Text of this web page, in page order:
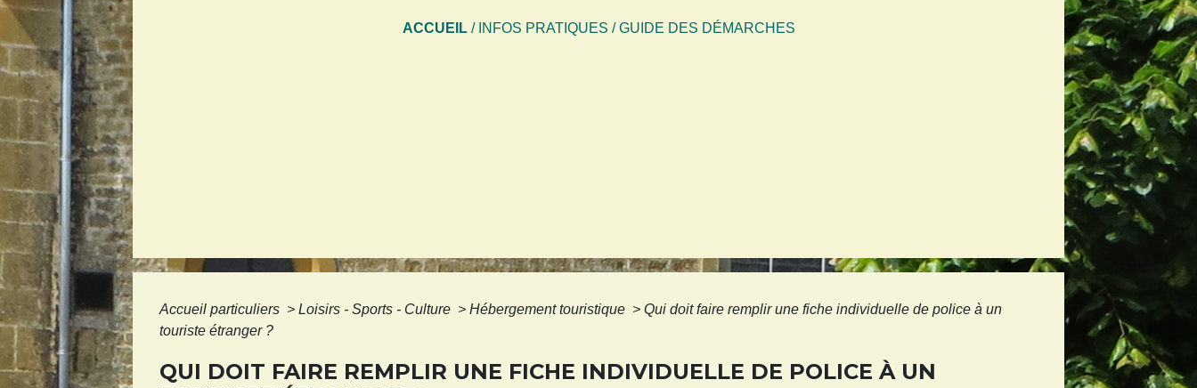
ACCUEIL/ INFOS PRATIQUES /GUIDE DES DÉMARCHES
Accueil particuliers > Loisirs - Sports - Culture > Hébergement touristique > Qui doit faire remplir une fiche individuelle de police à un
touriste étranger ?
QUI DOIT FAIRE REMPLIR UNE FICHE INDIVIDUELLE DE POLICE À UN